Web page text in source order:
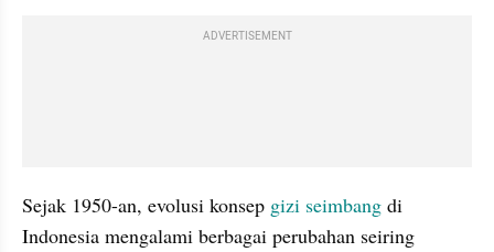
ADVERTISEMENT
Sejak 1950-an, evolusi konsep gizi seimbang di
Indonesia mengalami berbagai perubahan seiring